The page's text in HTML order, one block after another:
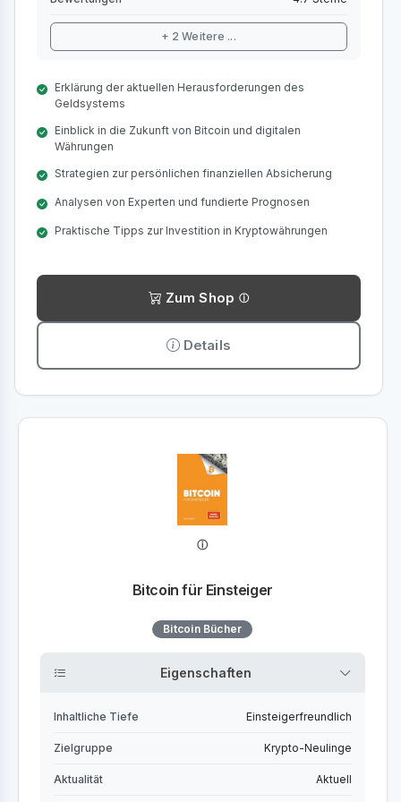
+ 2 Weitere ...
Erklärung der aktuellen Herausforderungen des
Geldsystems
Einblick in die Zukunft von Bitcoin und digitalen
Währungen
Strategien zur persönlichen finanziellen Absicherung
Analysen von Experten und fundierte Prognosen
Praktische Tipps zur Investition in Kryptowährungen
Zum Shop
Details
Bitcoin für Einsteiger
Bitcoin Bücher
Eigenschaften
Inhaltliche Tiefe Einsteigerfreundlich
Zielgruppe Krypto-Neulinge
Aktualität Aktuell